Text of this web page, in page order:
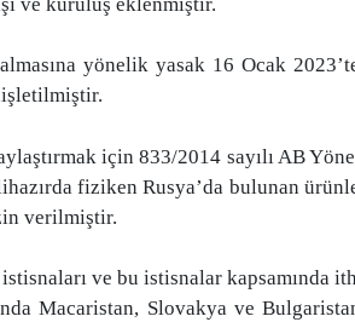
yönelik yasak 16 Ocak
için 833/2014 sayılı AB
fiziken Rusya’da bulunan
verilmiştir.
ve bu istisnalar kapsamında
Macaristan, Slovakya ve